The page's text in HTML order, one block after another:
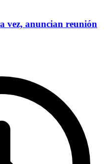
vez, anuncian reunión